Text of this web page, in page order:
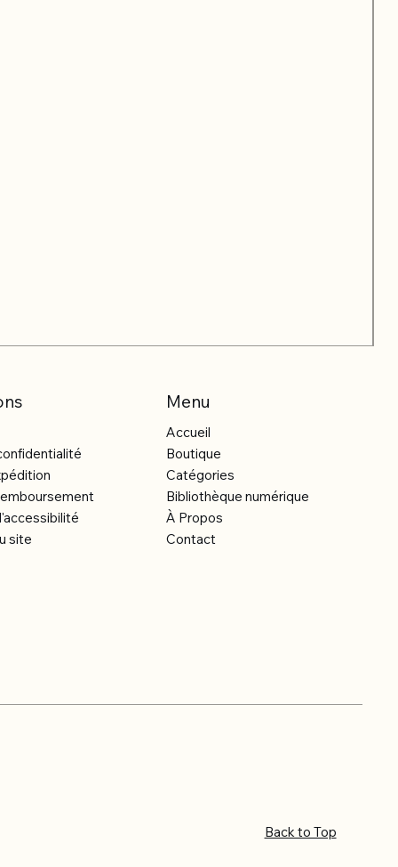
site
Menu
Accueil
Boutique
Catégories
Bibliothèque numérique
À Propos
Contact
Back to Top